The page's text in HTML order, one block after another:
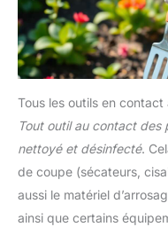
Tous les outils en
Tout outil au contact
nettoyé et désinfecté.
de coupe (sécateurs,
aussi le matériel
ainsi que certains